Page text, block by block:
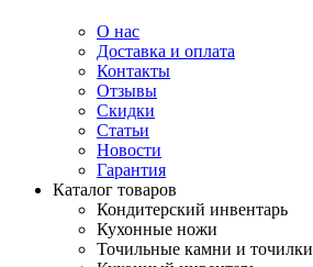
О нас
Доставка и оплата
Контакты
Отзывы
Скидки
Статьи
Новости
Гарантия
Каталог товаров
Кондитерский инвентарь
Кухонные ножи
Точильные камни и точилки